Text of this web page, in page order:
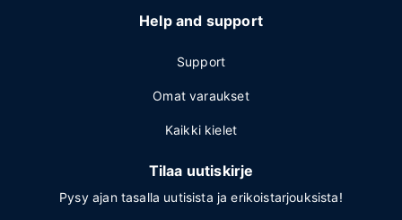
Help and support
Support
Omat varaukset
Kaikki kielet
Tilaa uutiskirje
Pysy ajan tasalla uutisista ja erikoistarjouksista!